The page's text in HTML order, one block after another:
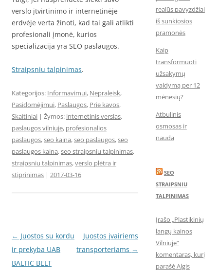
verslo įtvirtinimo ir internetinėje
erdvėje verta žinoti, kad tai gali atlikti
profesionali įmonė, kurios
specializacija yra SEO paslaugos.
Straipsniu talpinimas.
Kategorijos: Informavimui, Nepraleisk,
Pasidomėjimui, Paslaugos, Prie kavos,
Skaitiniai | Žymos: internetinis verslas,
paslaugos vilniuje, profesionalios
paslaugos,seo kaina,seo paslaugos,seo
paslaugos kaina,seo straipsniu talpinimas,
straipsniu talpinimas,verslo plėtra ir
stiprinimas | 2017-03-16
Įrašo
navigacija
← Juostos su kordu
ir prekyba UAB
BALTIC BELT
Juostos įvairiems
transporteriams →
realūs pavyzdžiai
iš sunkiosios
pramonės
Kaip
transformuoti
užsakymų
valdymą per 12
mėnesių?
Atbulinis
osmosas ir
nauda
SEO
STRAIPSNIU
TALPINIMAS
Įrašo „Plastikinių
langų kainos
Vilniuje“
komentaras, kurį
parašė Algis